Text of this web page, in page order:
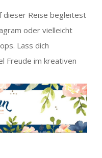
dieser Reise begleitest
oder vielleicht
Lass dich
Freude im kreativen